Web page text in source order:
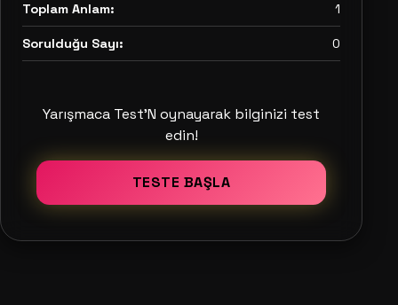
Toplam Anlam: 1
Sorulduğu Sayı: 0
Yarışmaca Test'N oynayarak bilginizi test
edin!
TESTE BAŞLA